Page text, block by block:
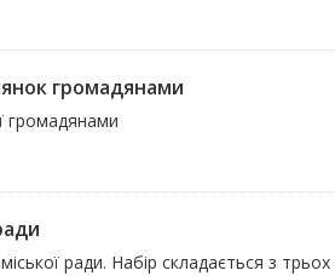
громадянами
громадянами
ради. Набір складається з